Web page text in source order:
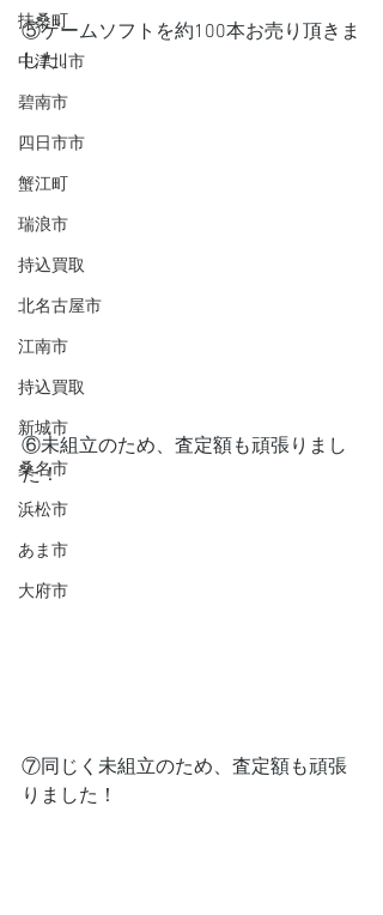
扶桑町
中津川市
碧南市
四日市市
蟹江町
瑞浪市
持込買取
北名古屋市
江南市
持込買取
新城市
桑名市
浜松市
あま市
大府市
⑤ゲームソフトを約100本お売り頂きま
した。
⑥未組立のため、査定額も頑張りまし
た！
⑦同じく未組立のため、査定額も頑張
りました！